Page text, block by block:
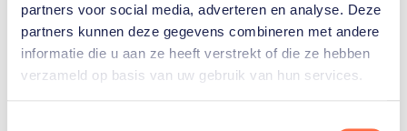
partners voor social media, adverteren en analyse. Deze
partners kunnen deze gegevens combineren met andere
informatie die u aan ze heeft verstrekt of die ze hebben
verzameld op basis van uw gebruik van hun services.
Olympische Spelen?